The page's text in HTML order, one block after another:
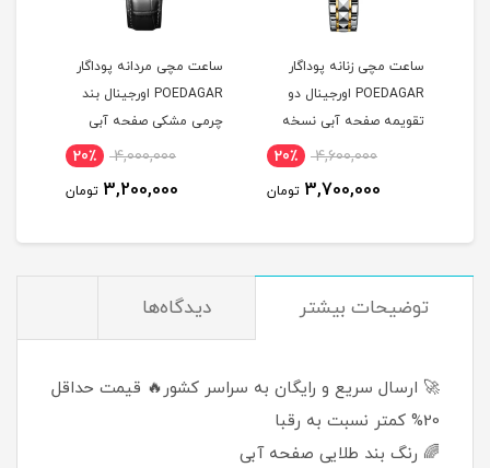
ساعت مچی زنانه پوداگار
POEDAGAR اورجينال دو
تقويمه صفحه آبی نسخه
4,600,000 20٪
3,700,000 تومان
ساعت مچی مردانه پوداگار
POEDAGAR اورجينال بند
چرمی مشکی صفحه آبی
نسخه اروپايی4,000,000 20٪
3,200,000 تومان
توضيحات بيشتر دیدگاه‌ها
🚀 ارسال سریع و رایگان به سراسر کشور🔥 قیمت حداقل
20% کمتر نسبت به رقبا
🌈 رنگ بند طلایی صفحه آبی